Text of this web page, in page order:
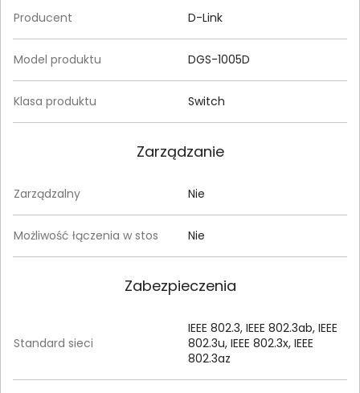
Producent D-Link
Model produktu DGS-1005D
Klasa produktu Switch
Zarządzanie
Zarządzalny Nie
Możliwość łączenia w stos Nie
Zabezpieczenia
Standard sieci
IEEE 802.3, IEEE 802.3ab, IEEE
802.3u, IEEE 802.3x, IEEE
802.3az